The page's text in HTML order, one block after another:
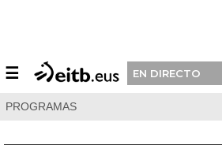
☰ EN DIRECTO
PROGRAMAS